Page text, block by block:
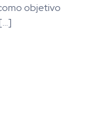
objetivo